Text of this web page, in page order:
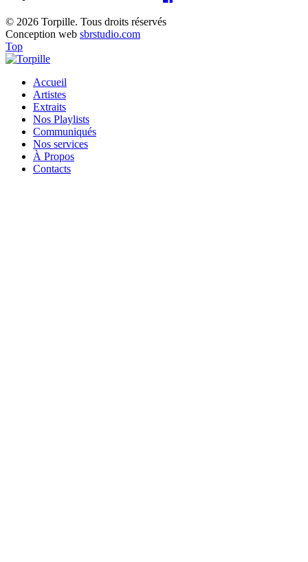
© 2026 Torpille. Tous droits réservés
Conception web sbrstudio.com
Top
Accueil
Artistes
Extraits
Nos Playlists
Communiqués
Nos services
À Propos
Contacts